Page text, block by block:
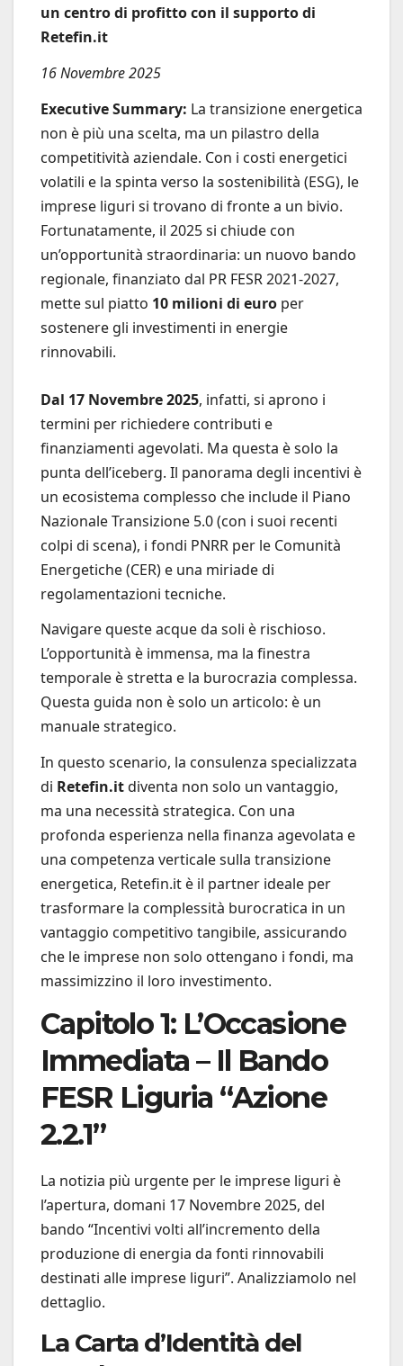
un centro di profitto con il supporto di
Retefin.it
16 Novembre 2025
Executive Summary: La transizione energetica
non è più una scelta, ma un pilastro della
competitività aziendale. Con i costi energetici
volatili e la spinta verso la sostenibilità (ESG), le
imprese liguri si trovano di fronte a un bivio.
Fortunatamente, il 2025 si chiude con
un’opportunità straordinaria: un nuovo bando
regionale, finanziato dal PR FESR 2021-2027,
mette sul piatto 10 milioni di euro per
sostenere gli investimenti in energie
rinnovabili.
Dal 17 Novembre 2025, infatti, si aprono i
termini per richiedere contributi e
finanziamenti agevolati. Ma questa è solo la
punta dell’iceberg. Il panorama degli incentivi è
un ecosistema complesso che include il Piano
Nazionale Transizione 5.0 (con i suoi recenti
colpi di scena), i fondi PNRR per le Comunità
Energetiche (CER) e una miriade di
regolamentazioni tecniche.
Navigare queste acque da soli è rischioso.
L’opportunità è immensa, ma la finestra
temporale è stretta e la burocrazia complessa.
Questa guida non è solo un articolo: è un
manuale strategico.
In questo scenario, la consulenza specializzata
di Retefin.itdiventa non solo un vantaggio,
ma una necessità strategica. Con una
profonda esperienza nella finanza agevolata e
una competenza verticale sulla transizione
energetica, Retefin.it è il partner ideale per
trasformare la complessità burocratica in un
vantaggio competitivo tangibile, assicurando
che le imprese non solo ottengano i fondi, ma
massimizzino il loro investimento.
Capitolo 1: L’Occasione
Immediata – Il Bando
FESR Liguria “Azione
2.2.1”
La notizia più urgente per le imprese liguri è
l’apertura, domani 17 Novembre 2025, del
bando “Incentivi volti all’incremento della
produzione di energia da fonti rinnovabili
destinati alle imprese liguri”. Analizziamolo nel
dettaglio.
La Carta d’Identità del